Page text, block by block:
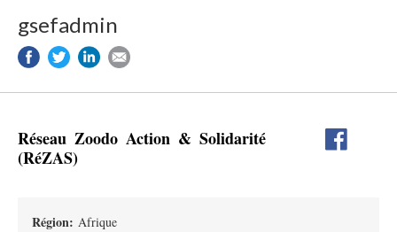
gsefadmin
Réseau Zoodo Action & Solidarité
(RéZAS)
Région: Afrique